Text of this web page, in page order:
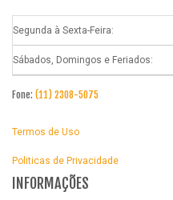
Segunda à Sexta-Feira:
Sábados, Domingos e Feriados:
Fone: (11) 2308-5075
Termos de Uso
Politicas de Privacidade
INFORMAÇÕES